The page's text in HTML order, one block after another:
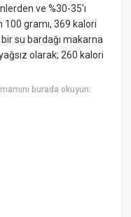
ve %30-35'ı
100 gramı, 369 kalori
su bardağı makarna
olarak; 260 kalori
burada okuyun: